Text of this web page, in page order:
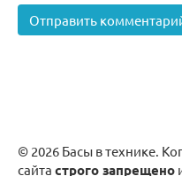
© 2026 Басы в технике.
сайта строго запрещено